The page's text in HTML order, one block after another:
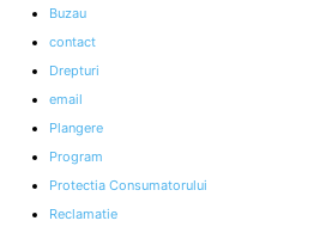
Buzau
contact
Drepturi
email
Plangere
Program
Protectia Consumatorului
Reclamatie